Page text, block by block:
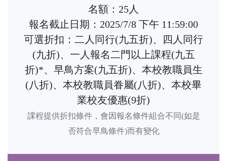
名額：25人
報名截止日期：2025/7/8 下午 11:59:00
可選折扣：二人同行(九五折)、四人同行
(九折)、一人報名二門以上課程(九五
折)*、早鳥方案(九五折)、本校教職員生
(八折)、本校教職員眷屬(八折)、本校畢
業校友優惠(9折)
課程提供折扣條件，會因報名條件組合不同(如是
否符合早鳥條件)而有變化